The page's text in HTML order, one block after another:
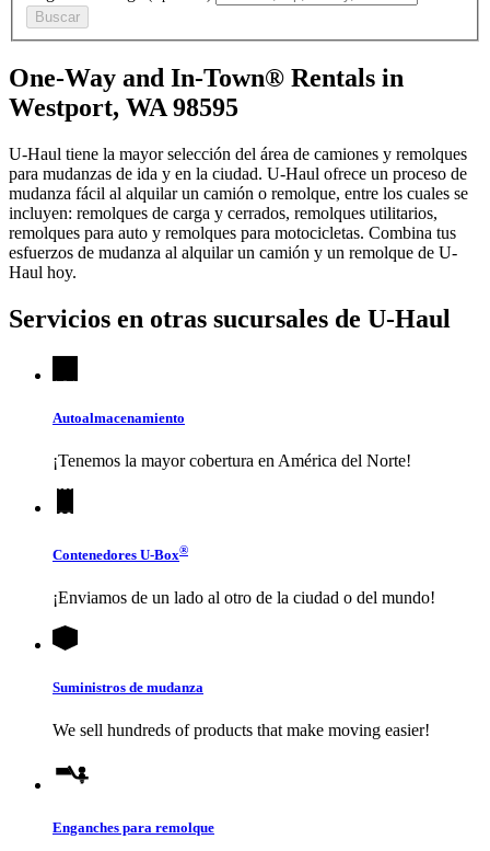
Buscar
One-Way and In-Town® Rentals in
Westport, WA 98595
U-Haul tiene la mayor selección del área de camiones y remolques
para mudanzas de ida y en la ciudad. U-Haul ofrece un proceso de
mudanza fácil al alquilar un camión o remolque, entre los cuales se
incluyen: remolques de carga y cerrados, remolques utilitarios,
remolques para auto y remolques para motocicletas. Combina tus
esfuerzos de mudanza al alquilar un camión y un remolque de U-
Haul hoy.
Servicios en otras sucursales de U-Haul
Autoalmacenamiento
¡Tenemos la mayor cobertura en América del Norte!
Contenedores U-Box®
¡Enviamos de un lado al otro de la ciudad o del mundo!
Suministros de mudanza
We sell hundreds of products that make moving easier!
Enganches para remolque